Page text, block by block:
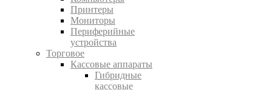
Принтеры
Мониторы
Периферийные
устройства
Торговое
Кассовые аппараты
Гибридные
кассовые